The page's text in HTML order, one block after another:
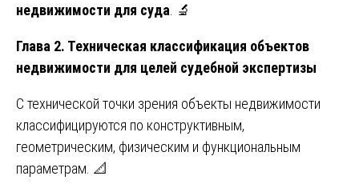
недвижимости для суда . 🔬
Глава 2. Техническая классификация объектов
недвижимости для целей судебной экспертизы
С технической точки зрения объекты недвижимости
классифицируются по конструктивным,
геометрическим, физическим и функциональным
параметрам. 📐